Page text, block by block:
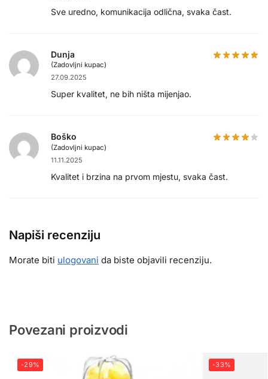
Sve uredno, komunikacija odlična, svaka čast.
Dunja
(Zadovljni kupac)
27.09.2025
Super kvalitet, ne bih ništa mijenjao.
Boško
(Zadovljni kupac)
11.11.2025
Kvalitet i brzina na prvom mjestu, svaka čast.
Napiši recenziju
Morate biti ulogovani da biste objavili recenziju.
Povezani proizvodi
-29% -33%